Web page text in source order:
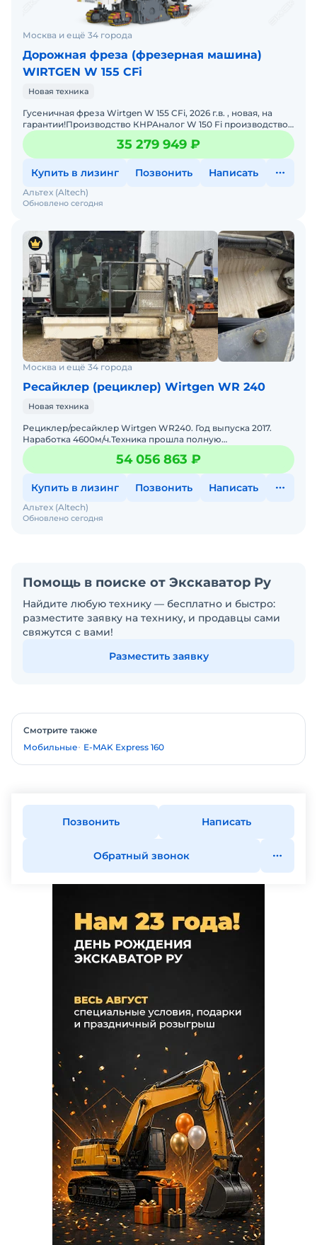
Москва и ещё 34 города
Дорожная фреза (фрезерная машина)
WIRTGEN W 155 CFi
Новая техника
Гусеничная фреза Wirtgen W 155 CFi, 2026 г.в. , новая, на
гарантии!Производство КНРАналог W 150 Fi производство
ГерманииСрок поставки 4 недели, цена с НДС. Возм
35 279 949 ₽
Купить в лизинг Позвонить Написать
Обновлено сегодня
Альтех (Altech)
Москва и ещё 34 города
Ресайклер (рециклер) Wirtgen WR 240
Новая техника
Рециклер/ресайклер Wirtgen WR240. Год выпуска 2017.
Наработка 4600м/ч.Техника прошла полную
предпродажную подготовку на заводе
изготовителеГАРАНТИЯ! Бесплатное
54 056 863 ₽
Купить в лизинг Позвонить Написать
Обновлено сегодня
Альтех (Altech)
Помощь в поиске от Экскаватор Ру
Найдите любую технику — бесплатно и быстро:
разместите заявку на технику, и продавцы сами
свяжутся с вами!
Разместить заявку
Смотрите также
Мобильные
E-MAK Express 160
Позвонить Написать
Обратный звонок